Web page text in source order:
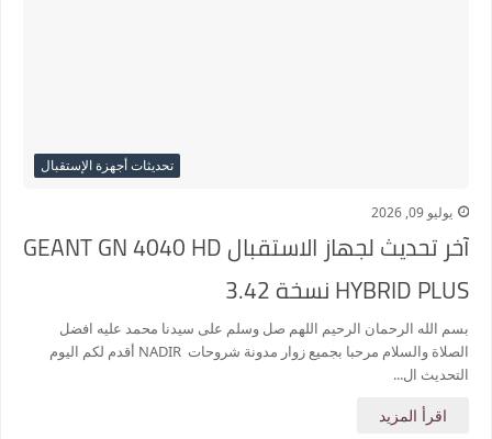
تحديثات أجهزة الإستقبال
يوليو 09, 2026
آخر تحديث لجهاز الاستقبال GEANT GN 4040 HD
HYBRID PLUS نسخة 3.42
بسم الله الرحمان الرحيم اللهم صل وسلم على سيدنا محمد عليه افضل
الصلاة والسلام مرحبا بجميع زوار مدونة شروحات NADIR أقدم لكم اليوم
التحديث ال...
اقرأ المزيد